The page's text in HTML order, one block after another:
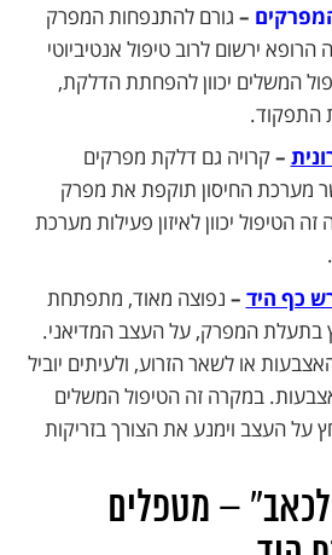
– גורם להתנפחות המפרק
ירשום לרוב טיפול אנטיביוטי
המשלים יכוון להפחתת הדלקת,
התפקוד.
–קרויה גם דלקת מפרקים
מערכת החיסון תוקפת את מפרק
הטיפול יכוון לאיזון פעילות מערכת
כף היד – נפוצה מאוד, מתפתחת
המפרק, על העצב המדיאני.
האצבעות או לשאר הזרוע, ולעיתים יוביל
במקרה זה הטיפול המשלים
על העצב וימנע את הצורך בזריקות
– מטפלים